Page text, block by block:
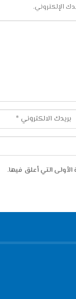
الإلكتروني.
التي أعلق فيها.